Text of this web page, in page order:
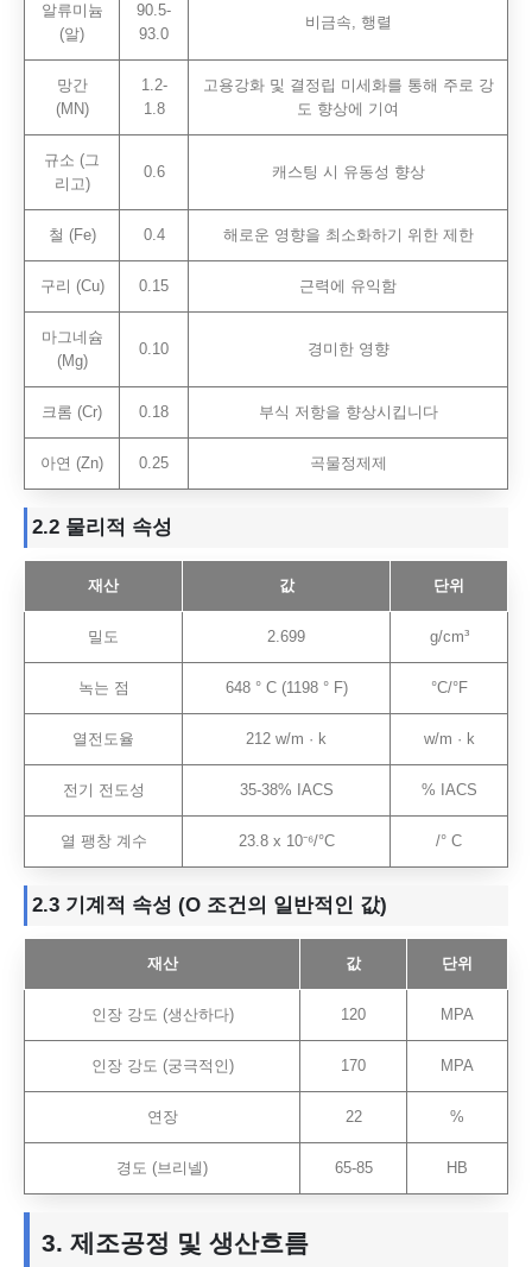
알류미늄
(알)
90.5-
93.0
비금속, 행렬
망간
(MN)
1.2-
1.8
고용강화 및 결정립 미세화를 통해 주로 강
도 향상에 기여
규소 (그
리고)
0.6 캐스팅 시 유동성 향상
철 (Fe) 0.4 해로운 영향을 최소화하기 위한 제한
구리 (Cu) 0.15 근력에 유익함
마그네슘
(Mg)
0.10 경미한 영향
크롬 (Cr) 0.18 부식 저항을 향상시킵니다
아연 (Zn) 0.25 곡물정제제
2.2 물리적 속성
재산 값 단위
밀도 2.699 g/cm³
녹는 점 648 ° C (1198 ° F) °C/°F
열전도율 212 w/m · k w/m · k
전기 전도성 35-38% IACS % IACS
열 팽창 계수 23.8 x 10⁻⁶/°C /° C
2.3 기계적 속성 (O 조건의 일반적인 값)
재산 값 단위
인장 강도 (생산하다) 120 MPA
인장 강도 (궁극적인) 170 MPA
연장 22 %
경도 (브리넬) 65-85 HB
3. 제조공정 및 생산흐름